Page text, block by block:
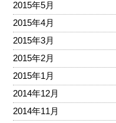
2015年5月
2015年4月
2015年3月
2015年2月
2015年1月
2014年12月
2014年11月